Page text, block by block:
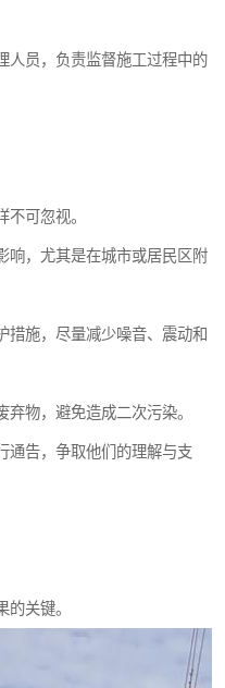
人员，负责监督施工过程中的
可忽视。
响，尤其是在城市或居民区附
措施，尽量减少噪音、震动和
物，避免造成二次污染。
通告，争取他们的理解与支
关键。